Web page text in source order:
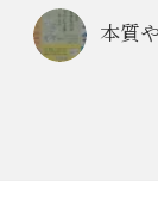
本質